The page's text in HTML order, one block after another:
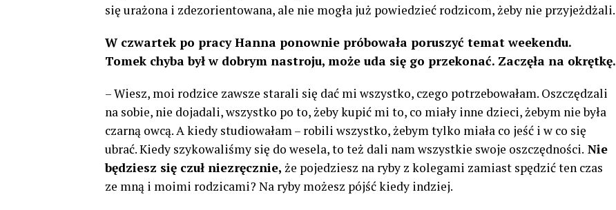
się urażona i zdezorientowana, ale nie mogła już powiedzieć rodzicom, żeby nie przyjeżdżali.
W czwartek po pracy Hanna ponownie próbowała poruszyć temat weekendu.
Tomek chyba był w dobrym nastroju, może uda się go przekonać. Zaczęła na okrętkę.
– Wiesz, moi rodzice zawsze starali się dać mi wszystko, czego potrzebowałam. Oszczędzali
na sobie, nie dojadali, wszystko po to, żeby kupić mi to, co miały inne dzieci, żebym nie była
czarną owcą. A kiedy studiowałam – robili wszystko, żebym tylko miała co jeść i w co się
ubrać. Kiedy szykowaliśmy się do wesela, to też dali nam wszystkie swoje oszczędności. Nie
będziesz się czuł niezręcznie, że pojedziesz na ryby z kolegami zamiast spędzić ten czas
ze mną i moimi rodzicami? Na ryby możesz pójść kiedy indziej.